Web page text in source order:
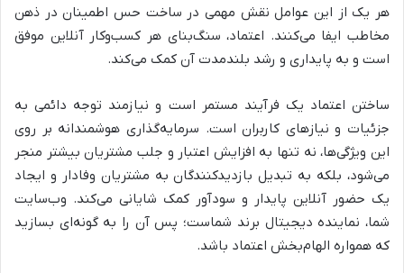
هر یک از این عوامل نقش مهمی در ساخت حس اطمینان در ذهن
مخاطب ایفا می‌کنند. اعتماد، سنگ‌بنای هر کسب‌وکار آنلاین موفق
است و به پایداری و رشد بلندمدت آن کمک می‌کند.
ساختن اعتماد یک فرآیند مستمر است و نیازمند توجه دائمی به
جزئیات و نیازهای کاربران است. سرمایه‌گذاری هوشمندانه بر روی
این ویژگی‌ها، نه تنها به افزایش اعتبار و جلب مشتریان بیشتر منجر
می‌شود، بلکه به تبدیل بازدیدکنندگان به مشتریان وفادار و ایجاد
یک حضور آنلاین پایدار و سودآور کمک شایانی می‌کند. وب‌سایت
شما، نماینده دیجیتال برند شماست؛ پس آن را به گونه‌ای بسازید
که همواره الهام‌بخش اعتماد باشد.